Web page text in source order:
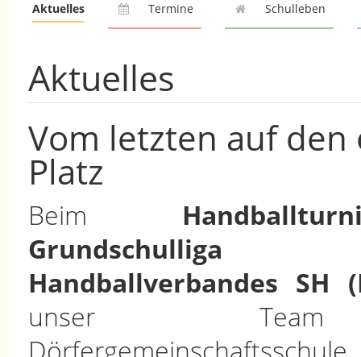
Aktuelles Termine Schulleben
Aktuelles
Vom letzten auf den
Platz
Beim
Handballverbandes SH
unser
Dörfergemeinschaftsschule